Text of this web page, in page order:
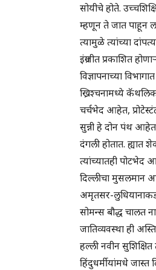
सोयीचे होते.
म्हणून ते जात पाहून
त्यामुळे त्यांच्या
इंग्रजीत प्रकाशित
विज्ञापनाच्या
ख्रिश्चनामध्ये कॅथलिक
चर्चभेद आहेत,
सुन्नी हे दोन पंथ
दंगली होतात. ह्यात
त्यांच्यातही पोटभेद
दिल्लीचा मुसलमान
अमृतसर-
सोमन्स बौद्ध चालत
जातिव्यवस्था ही
हल्ली नवीन
हिंदुधर्मीयांमधे जास्त